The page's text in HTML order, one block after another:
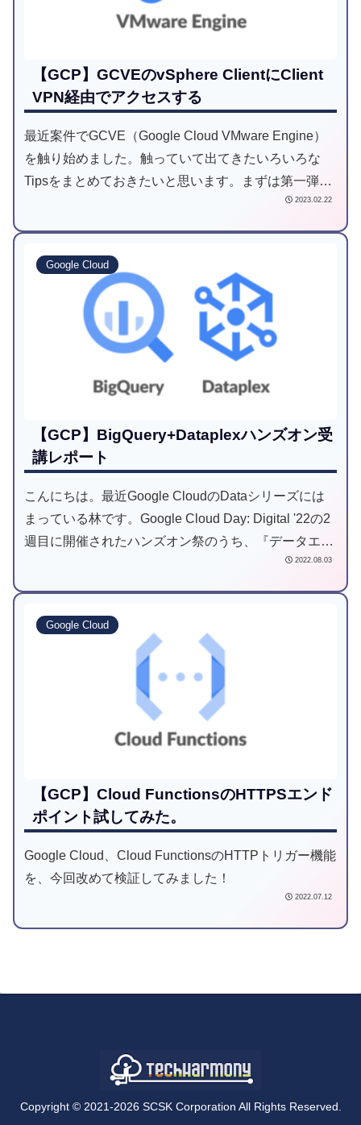
【GCP】GCVEのvSphere ClientにClient
VPN経由でアクセスする
最近案件でGCVE（Google Cloud VMware Engine）
を触り始めました。触っていて出てきたいろいろな
Tipsをまとめておきたいと思います。まずは第一弾と
して、「vSphereClientにClientVPN経由でアクセスす
2023.02.22
Google Cloud
【GCP】BigQuery+Dataplexハンズオン受
講レポート
こんにちは。最近Google CloudのDataシリーズには
まっている林です。Google Cloud Day: Digital '22の2
週目に開催されたハンズオン祭のうち、『データエン
2022.08.03
Google Cloud
【GCP】Cloud FunctionsのHTTPSエンド
ポイント試してみた。
Google Cloud、Cloud FunctionsのHTTPトリガー機能
を、今回改めて検証してみました！
2022.07.12
Copyright © 2021-2026 SCSK Corporation All Rights Reserved.